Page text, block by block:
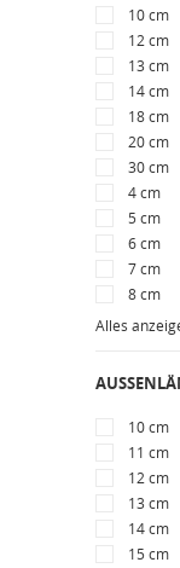
10 cm
12 cm
13 cm
14 cm
18 cm
20 cm
30 cm
4 cm
5 cm
6 cm
7 cm
8 cm
Alles
10 cm
11 cm
12 cm
13 cm
14 cm
15 cm